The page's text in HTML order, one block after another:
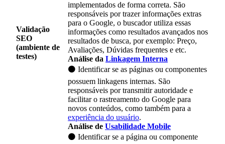
Validação
SEO
(ambiente de
testes)
implementados de forma correta. São
responsáveis por trazer informações extras
para o Google, o buscador utiliza essas
informações como resultados avançados nos
resultados de busca, por exemplo: Preço,
Avaliações, Dúvidas frequentes e etc.
Análise da Linkagem Interna
⚫ Identificar se as páginas ou componentes
possuem linkagens internas. São
responsáveis por transmitir autoridade e
facilitar o rastreamento do Google para
novos conteúdos, como também para a
experiência do usuário.
Análise de Usabilidade Mobile
⚫ Identificar se a página ou componente